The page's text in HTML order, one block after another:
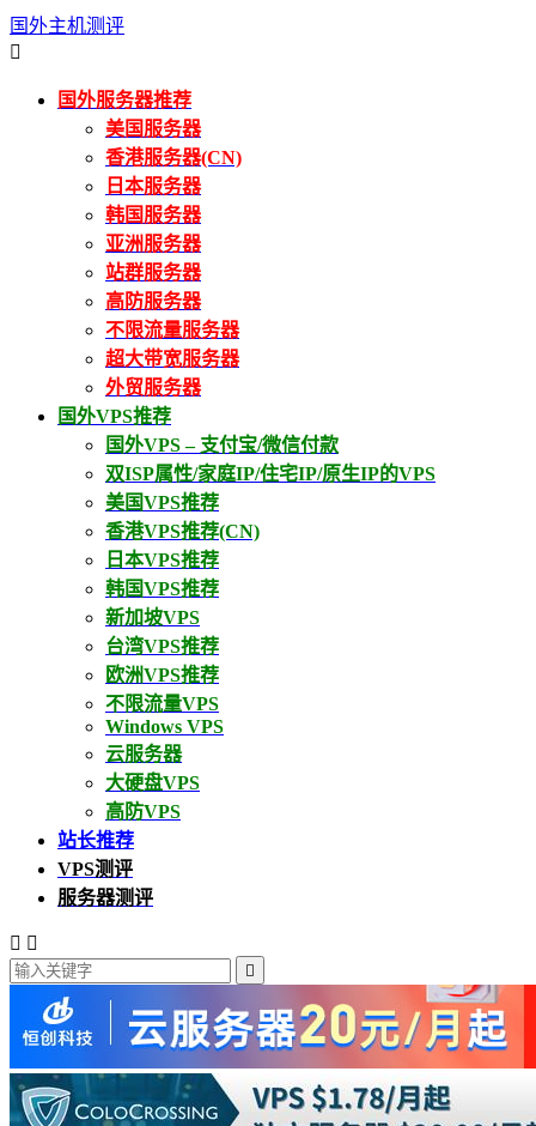
国外主机测评

国外服务器推荐
美国服务器
香港服务器(CN)
日本服务器
韩国服务器
亚洲服务器
站群服务器
高防服务器
不限流量服务器
超大带宽服务器
外贸服务器
国外VPS推荐
国外VPS – 支付宝/微信付款
双ISP属性/家庭IP/住宅IP/原生IP的VPS
美国VPS推荐
香港VPS推荐(CN)
日本VPS推荐
韩国VPS推荐
新加坡VPS
台湾VPS推荐
欧洲VPS推荐
不限流量VPS
Windows VPS
云服务器
大硬盘VPS
高防VPS
站长推荐
VPS测评
服务器测评
 
